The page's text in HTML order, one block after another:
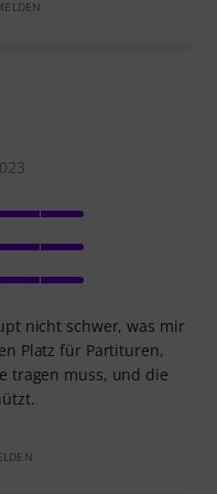
nicht schwer, was mir
Platz für Partituren,
tragen muss, und die